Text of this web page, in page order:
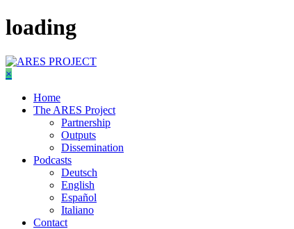
Skip
to
loading
×
Home
The ARES Project
Partnership
Outputs
Dissemination
Podcasts
Deutsch
English
Español
Italiano
Contact